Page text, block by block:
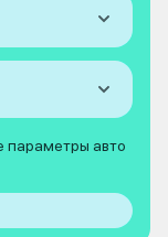
параметры авто